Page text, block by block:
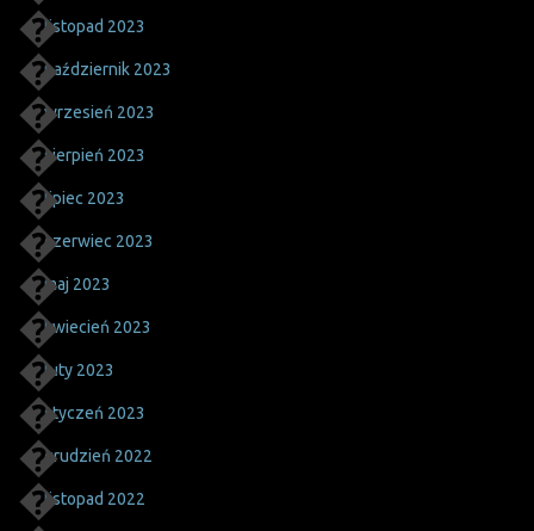
listopad 2023
październik 2023
wrzesień 2023
sierpień 2023
lipiec 2023
czerwiec 2023
maj 2023
kwiecień 2023
luty 2023
styczeń 2023
grudzień 2022
listopad 2022